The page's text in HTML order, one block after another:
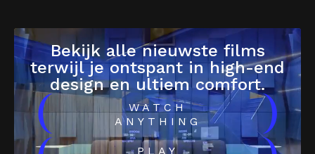
Bekijk alle nieuwste films
terwijl je ontspant in high-end
design en ultiem comfort.
(
WATCH
ANYTHING
)
PLAY